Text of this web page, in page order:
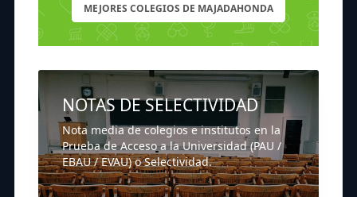
MEJORES COLEGIOS DE MAJADAHONDA
NOTAS DE SELECTIVIDAD
Nota media de colegios e institutos en la
Prueba de Acceso a la Universidad (PAU /
EBAU / EVAU) o Selectividad.